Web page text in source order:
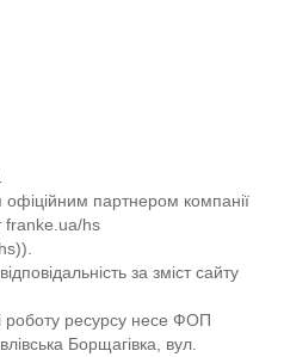
офіційним партнером компанії
franke.ua/hs
за зміст сайту
і роботу ресурсу несе ФОП
Борщагівка, вул.